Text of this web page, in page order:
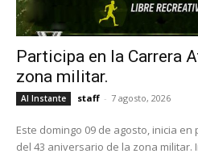
Participa en la Carrera
zona militar.
Al Instante staff - 7 agosto, 2026
Este domingo 09 de agosto, inicia en